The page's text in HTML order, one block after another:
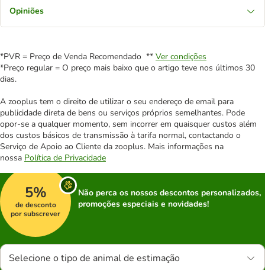
Opiniões
*PVR = Preço de Venda Recomendado ** Ver condições
*Preço regular = O preço mais baixo que o artigo teve nos últimos 30
dias.
A zooplus tem o direito de utilizar o seu endereço de email para
publicidade direta de bens ou serviços próprios semelhantes. Pode
opor-se a qualquer momento, sem incorrer em quaisquer custos além
dos custos básicos de transmissão à tarifa normal, contactando o
Serviço de Apoio ao Cliente da zooplus. Mais informações na
nossa Política de Privacidade
5%
de desconto
por subscrever
Não perca os nossos descontos personalizados,
promoções especiais e novidades!
Selecione o tipo de animal de estimação